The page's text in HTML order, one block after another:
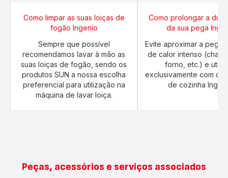
Como limpar as suas loiças de
fogão Ingenio
Sempre que possível
recomendamos lavar à mão as
suas loiças de fogão, sendo os
produtos SUN a nossa escolha
preferencial para utilização na
máquina de lavar loiça.
Como prolongar a
da sua pega
Evite aproximar a pega
de calor intenso
forno, etc.) e
exclusivamente com os
de cozinha
Peças, acessórios e serviços associados